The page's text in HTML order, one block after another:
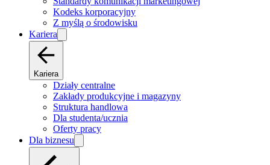
Kodeks korporacyjny
Z myślą o środowisku
Kariera
Kariera
Działy centralne
Zakłady produkcyjne i magazyny
Struktura handlowa
Dla studenta/ucznia
Oferty pracy
Dla biznesu